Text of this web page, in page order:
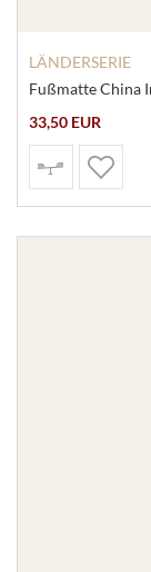
LÄNDERSERIE
Fußmatte China
33,50 EUR